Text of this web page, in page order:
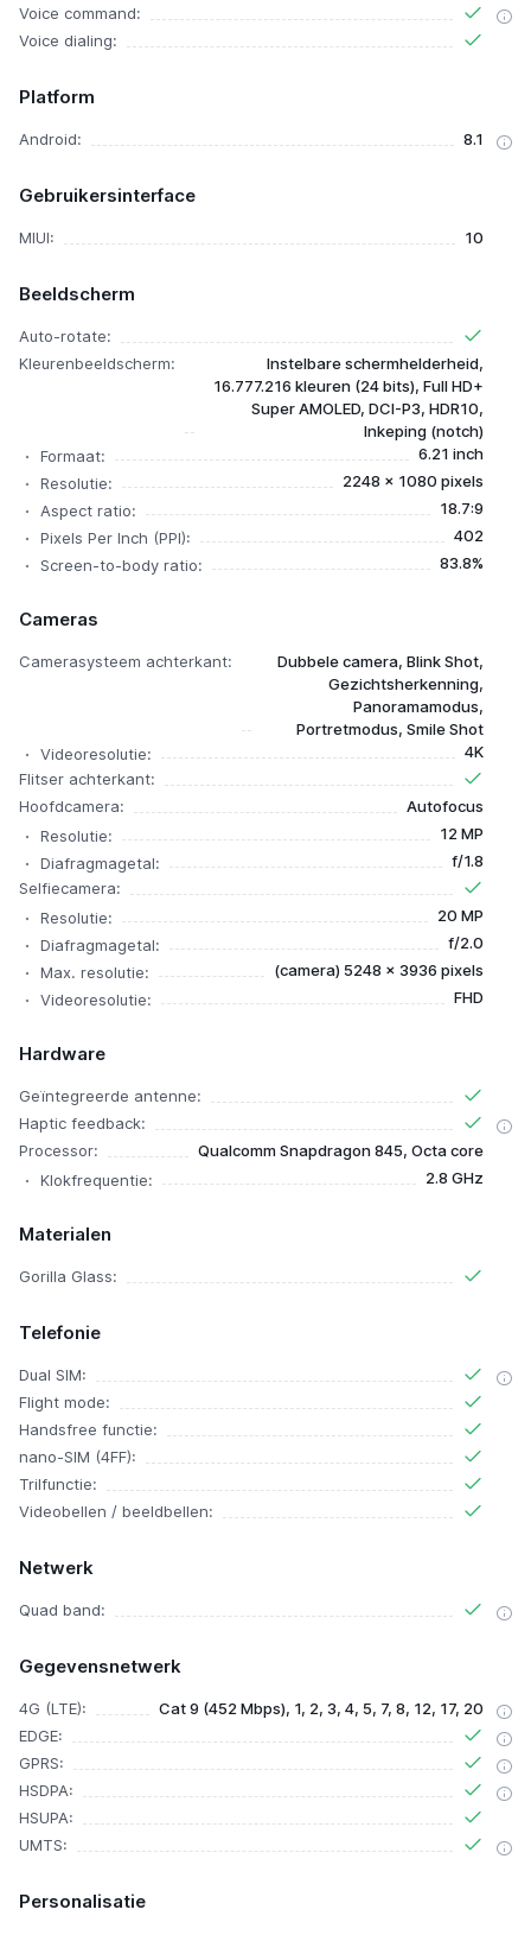
Voice command:
Voice dialing:
Platform
Android: 8.1
Gebruikersinterface
MIUI: 10
Beeldscherm
Auto-rotate:
Kleurenbeeldscherm:
Instelbare schermhelderheid,
16.777.216 kleuren (24 bits), Full HD+
Super AMOLED, DCI-P3, HDR10,
Inkeping (notch)
Formaat:
6.21 inch
Resolutie:
2248 x 1080 pixels
Aspect ratio:
18.7:9
Pixels Per Inch (PPI):
402
Screen-to-body ratio:
83.8%
Cameras
Camerasysteem achterkant:
Dubbele camera, Blink Shot,
Gezichtsherkenning,
Panoramamodus,
Portretmodus, Smile Shot
Videoresolutie:
4K
Flitser achterkant:
Hoofdcamera:
Autofocus
Resolutie:
12 MP
Diafragmagetal:
f/1.8
Selfiecamera:
Resolutie:
20 MP
Diafragmagetal:
f/2.0
Max. resolutie:
(camera) 5248 x 3936 pixels
Videoresolutie:
FHD
Hardware
Geïntegreerde antenne:
Haptic feedback:
Processor:
Qualcomm Snapdragon 845, Octa core
Klokfrequentie:
2.8 GHz
Materialen
Gorilla Glass:
Telefonie
Dual SIM:
Flight mode:
Handsfree functie:
nano-SIM (4FF):
Trilfunctie:
Videobellen / beeldbellen:
Netwerk
Quad band:
Gegevensnetwerk
4G (LTE):
Cat 9 (452 Mbps), 1, 2, 3, 4, 5, 7, 8, 12, 17, 20
EDGE:
GPRS:
HSDPA:
HSUPA:
UMTS:
Personalisatie